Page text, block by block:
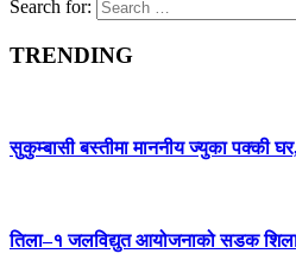
Search for:
TRENDING
सुकुम्बासी बस्तीमा माननीय ज्युका पक्की
तिला–१ जलविद्युत आयोजनाको सडक